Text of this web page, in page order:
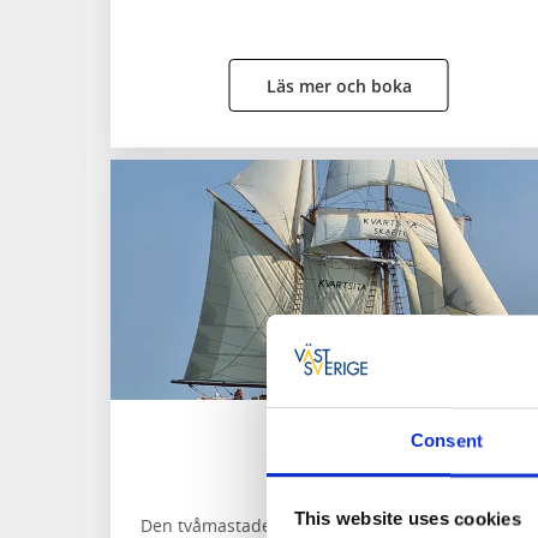
Consent
This website uses cookies
Läs mer och boka
Fiskebäckskil
Den tvåmastade skonaren Kvartsita kan hyras för